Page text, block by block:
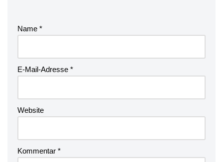
Name *
E-Mail-Adresse *
Website
Kommentar *